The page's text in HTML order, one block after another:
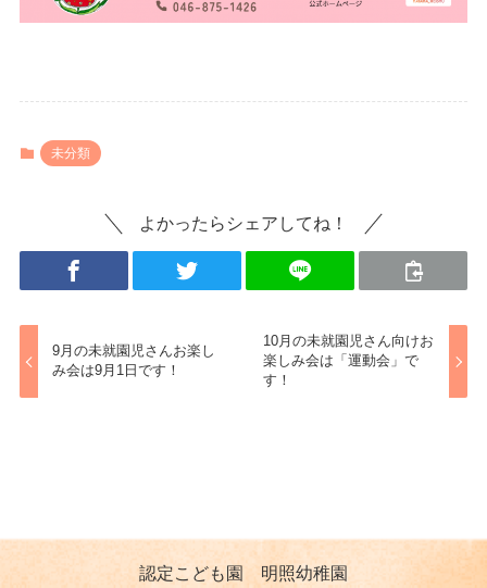
未分類
よかったらシェアしてね！
9月の未就園児さんお楽し
み会は9月1日です！
10月の未就園児さん向けお
楽しみ会は「運動会」で
す！
認定こども園 明照幼稚園